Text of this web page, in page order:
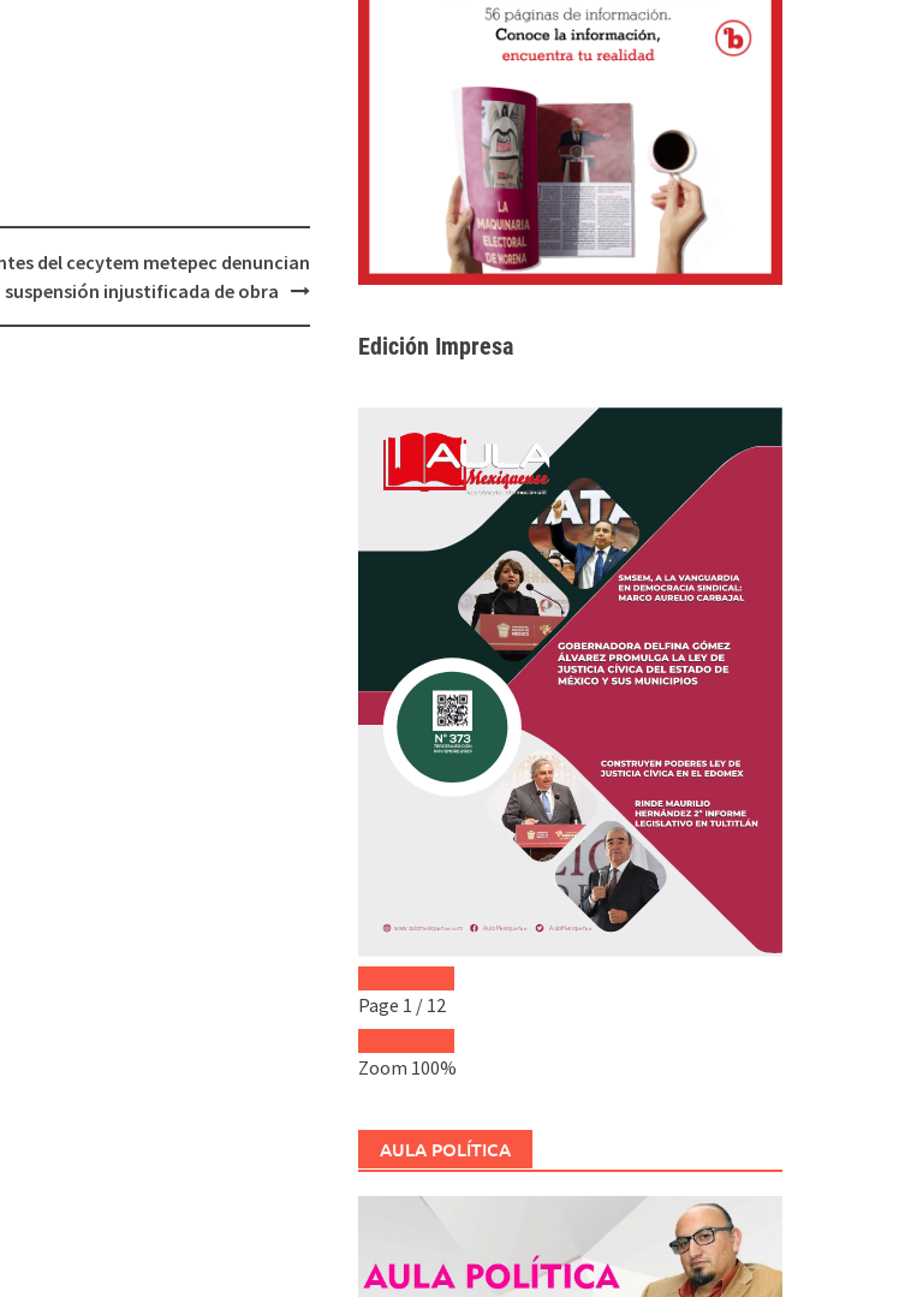
del cecytem metepec denuncian
suspensión injustificada de obra
Edición Impresa
Page 1 / 12
Zoom 100%
AULA POLÍTICA